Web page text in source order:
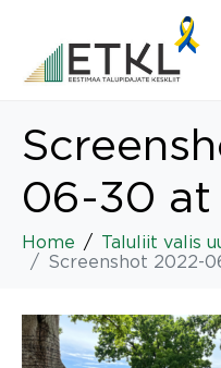
06-30 at
Home
Taluliit valis
Screenshot 2022-